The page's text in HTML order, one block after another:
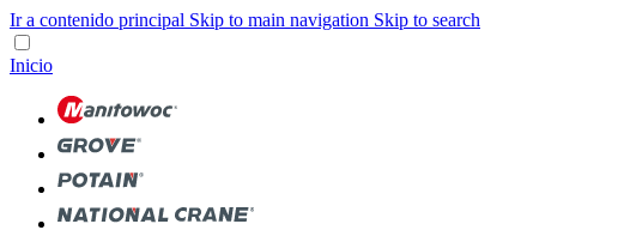
Ir a contenido principal Skip to main navigation Skip to search
Inicio